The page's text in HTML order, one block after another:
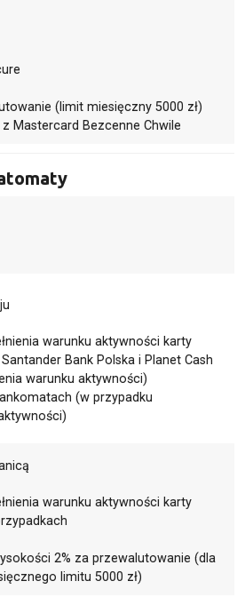
(limit miesięczny 5000 zł)
Mastercard Bezcenne Chwile
warunku aktywności karty
Bank Polska i Planet Cash
warunku aktywności)
(w przypadku
warunku aktywności karty
2% za przewalutowanie (dla
limitu 5000 zł)